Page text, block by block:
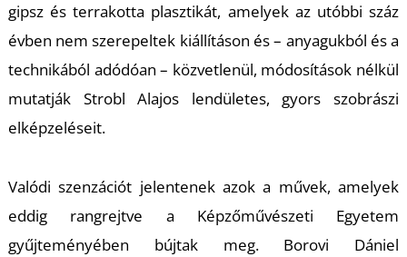
gipsz és terrakotta plasztikát, amelyek az utóbbi száz
évben nem szerepeltek kiállításon és – anyagukból és a
technikából adódóan – közvetlenül, módosítások nélkül
mutatják Strobl Alajos lendületes, gyors szobrászi
elképzeléseit.
Valódi szenzációt jelentenek azok a művek, amelyek
eddig rangrejtve a Képzőművészeti Egyetem
gyűjteményében bújtak meg. Borovi Dániel